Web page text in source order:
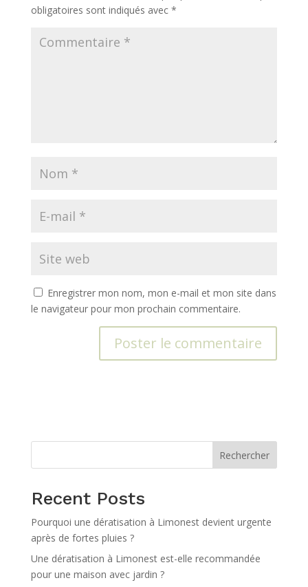
obligatoires sont indiqués avec *
Enregistrer mon nom, mon e-mail et mon site dans
le navigateur pour mon prochain commentaire.
e
:
Rechercher
Recent Posts
Pourquoi une dératisation à Limonest devient urgente
après de fortes pluies ?
Une dératisation à Limonest est-elle recommandée
pour une maison avec jardin ?